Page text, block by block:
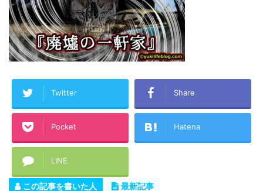
Twitter Share
Pocket Hatena
LINE
この記事を書いた人 最新記事